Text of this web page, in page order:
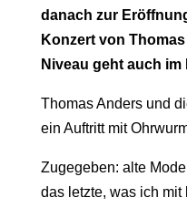
danach zur
Konzert von
Niveau geht auch im
Thomas Anders und
ein Auftritt mit
Zugegeben: alte
das letzte, was ich